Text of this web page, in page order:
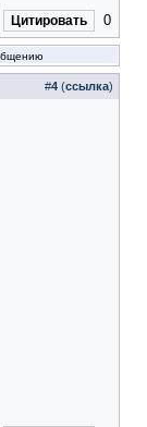
Цитировать 0
#4 (ссылка)